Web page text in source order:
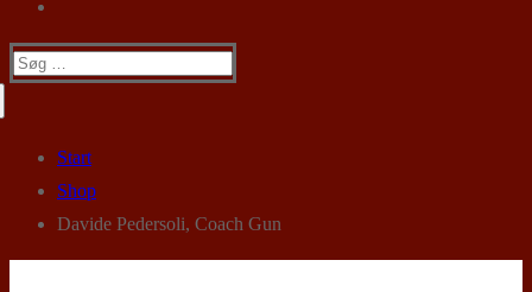
Søg
Start
Shop
Davide Pedersoli, Coach Gun